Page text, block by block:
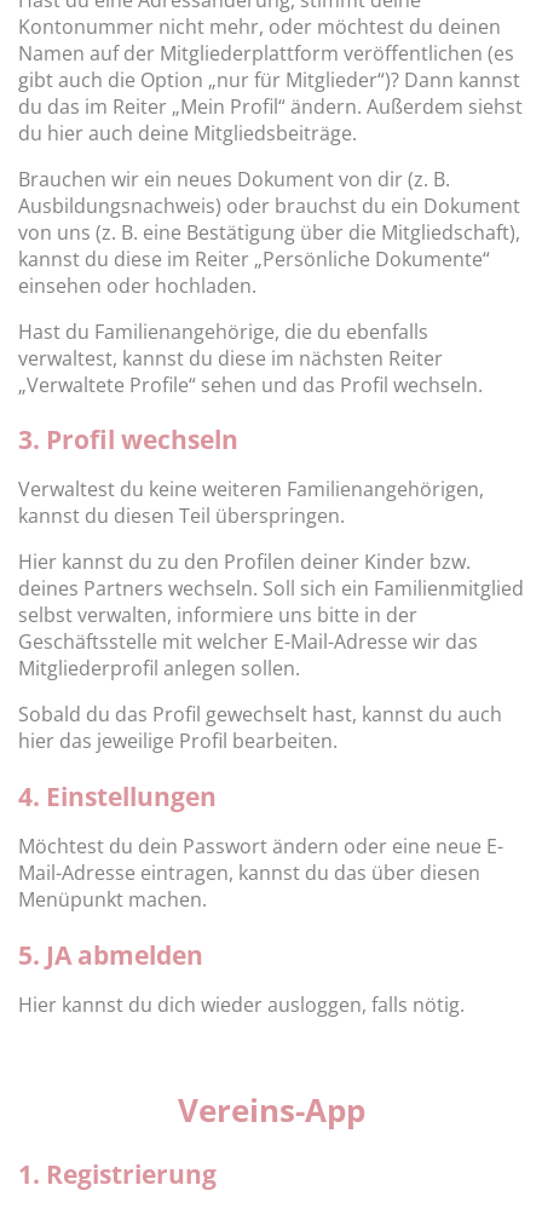
Kontonummer nicht mehr, oder möchtest du deinen
Namen auf der Mitgliederplattform veröffentlichen (es
gibt auch die Option „nur für Mitglieder“)? Dann kannst
du das im Reiter „Mein Profil“ ändern. Außerdem siehst
du hier auch deine Mitgliedsbeiträge.
Brauchen wir ein neues Dokument von dir (z. B.
Ausbildungsnachweis) oder brauchst du ein Dokument
von uns (z. B. eine Bestätigung über die Mitgliedschaft),
kannst du diese im Reiter „Persönliche Dokumente“
einsehen oder hochladen.
Hast du Familienangehörige, die du ebenfalls
verwaltest, kannst du diese im nächsten Reiter
„Verwaltete Profile“ sehen und das Profil wechseln.
3. Profil wechseln
Verwaltest du keine weiteren Familienangehörigen,
kannst du diesen Teil überspringen.
Hier kannst du zu den Profilen deiner Kinder bzw.
deines Partners wechseln. Soll sich ein Familienmitglied
selbst verwalten, informiere uns bitte in der
Geschäftsstelle mit welcher E-Mail-Adresse wir das
Mitgliederprofil anlegen sollen.
Sobald du das Profil gewechselt hast, kannst du auch
hier das jeweilige Profil bearbeiten.
4. Einstellungen
Möchtest du dein Passwort ändern oder eine neue E-
Mail-Adresse eintragen, kannst du das über diesen
Menüpunkt machen.
5. JA abmelden
Hier kannst du dich wieder ausloggen, falls nötig.
Vereins-App
1. Registrierung